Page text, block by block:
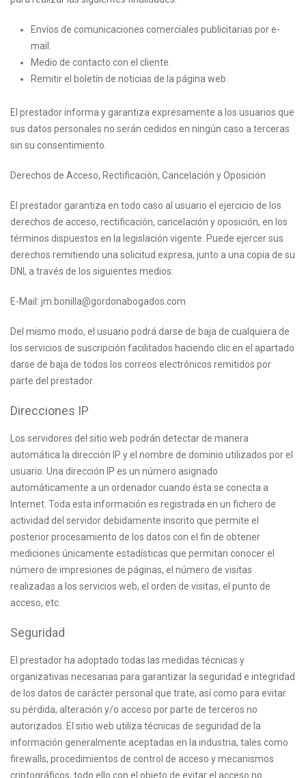
Envíos de comunicaciones comerciales publicitarias por e-
mail.
Medio de contacto con el cliente.
Remitir el boletín de noticias de la página web.
El prestador informa y garantiza expresamente a los usuarios que
sus datos personales no serán cedidos en ningún caso a terceras
sin su consentimiento.
Derechos de Acceso, Rectificación, Cancelación y Oposición
El prestador garantiza en todo caso al usuario el ejercicio de los
derechos de acceso, rectificación, cancelación y oposición, en los
términos dispuestos en la legislación vigente. Puede ejercer sus
derechos remitiendo una solicitud expresa, junto a una copia de su
DNI, a través de los siguientes medios:
E-Mail: jm.bonilla@gordonabogados.com
Del mismo modo, el usuario podrá darse de baja de cualquiera de
los servicios de suscripción facilitados haciendo clic en el apartado
darse de baja de todos los correos electrónicos remitidos por
parte del prestador.
Direcciones IP
Los servidores del sitio web podrán detectar de manera
automática la dirección IP y el nombre de dominio utilizados por el
usuario. Una dirección IP es un número asignado
automáticamente a un ordenador cuando ésta se conecta a
Internet. Toda esta información es registrada en un fichero de
actividad del servidor debidamente inscrito que permite el
posterior procesamiento de los datos con el fin de obtener
mediciones únicamente estadísticas que permitan conocer el
número de impresiones de páginas, el número de visitas
realizadas a los servicios web, el orden de visitas, el punto de
acceso, etc.
Seguridad
El prestador ha adoptado todas las medidas técnicas y
organizativas necesarias para garantizar la seguridad e integridad
de los datos de carácter personal que trate, así como para evitar
su pérdida, alteración y/o acceso por parte de terceros no
autorizados. El sitio web utiliza técnicas de seguridad de la
información generalmente aceptadas en la industria, tales como
firewalls, procedimientos de control de acceso y mecanismos
criptográficos, todo ello con el objeto de evitar el acceso no